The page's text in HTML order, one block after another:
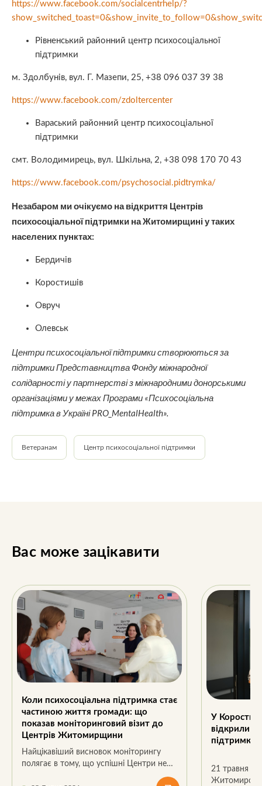
https://www.facebook.com/socialcentrhelp/?
Рівненський районний центр психосоціальної
підтримки
м. Здолбунів, вул. Г. Мазепи, 25, +38 096 037 39 38
https://www.facebook.com/zdoltercenter
Вараський районний центр психосоціальної
підтримки
смт. Володимирець, вул. Шкільна, 2, +38 098 170 70 43
https://www.facebook.com/psychosocial.pidtrymka/
Незабаром ми очікуємо на відкриття Центрів
психосоціальної підтримки на Житомирщині у таких
населених пунктах:
Бердичів
Коростишів
Овруч
Олевськ
Центри психосоціальної підтримки створюються за
підтримки Представництва Фонду міжнародної
солідарності у партнерстві з міжнародними донорськими
організаціями у межах Програми «Психосоціальна
підтримка в Україні PRO_MentalHealth».
Ветеранам Центр психосоціальної підтримки
Вас може зацікавити
Коли психосоціальна підтримка стає
частиною життя громади: що
показав моніторинговий візит до
Центрів Житомирщини
Найцікавіший висновок моніторингу
полягає в тому, що успішні Центри не
У
відкрили
підтримки
21 травня